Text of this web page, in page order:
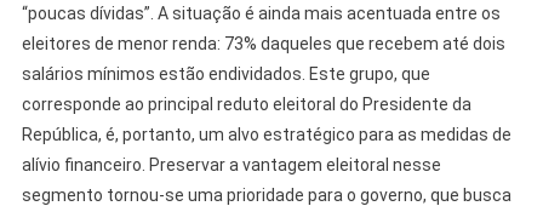
“poucas dívidas”. A situação é ainda mais acentuada entre os
eleitores de menor renda: 73% daqueles que recebem até dois
salários mínimos estão endividados. Este grupo, que
corresponde ao principal reduto eleitoral do Presidente da
República, é, portanto, um alvo estratégico para as medidas de
alívio financeiro. Preservar a vantagem eleitoral nesse
segmento tornou-se uma prioridade para o governo, que busca